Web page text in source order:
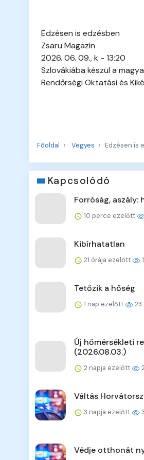
Edzésen is edzésben
Zsaru Magazin
2026. 06. 09., k - 13:20
Szlovákiába készül a
Rendőrségi Oktatási és
Főoldal Vegyes Edzésen is
Kapcsolódó
Forróság, aszály:
10 perce ezelőtt
Kibírhatatlan
21 órája ezelőtt
Tetőzik a hőség
1 nap ezelőtt 23
Új hőmérsékleti
(2026.08.03.)
2 napja ezelőtt
Váltás
3 napja ezelőtt
Védje otthonát